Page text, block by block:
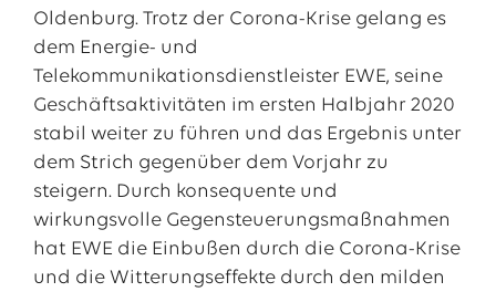
Oldenburg. Trotz der Corona-Krise gelang es
dem Energie- und
Telekommunikationsdienstleister EWE, seine
Geschäftsaktivitäten im ersten Halbjahr 2020
stabil weiter zu führen und das Ergebnis unter
dem Strich gegenüber dem Vorjahr zu
steigern. Durch konsequente und
wirkungsvolle Gegensteuerungsmaßnahmen
hat EWE die Einbußen durch die Corona-Krise
und die Witterungseffekte durch den milden